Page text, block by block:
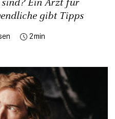
Ein Arzt für
gibt Tipps
2